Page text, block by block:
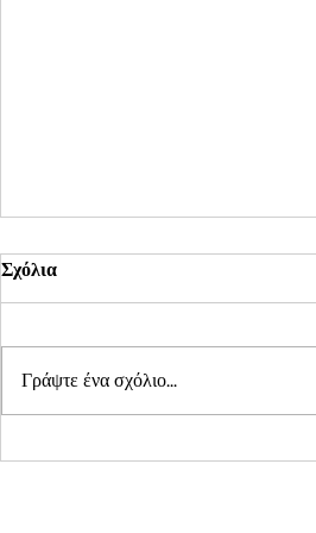
5 Λόγοι Μάλλιπου θα σας
Σχόλια
Γράψτε ένα σχόλιο...